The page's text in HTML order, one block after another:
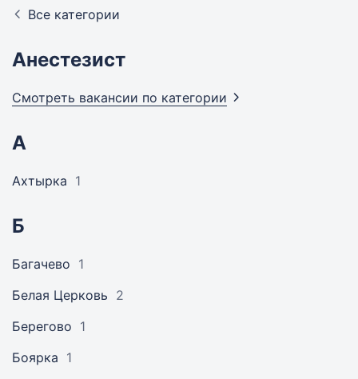
Все категории
Анестезист
Смотреть вакансии по категории
А
Ахтырка 1
Б
Багачево 1
Белая Церковь 2
Берегово 1
Боярка 1